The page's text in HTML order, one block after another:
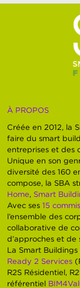
À PROPOS
Créée en 2012, la
faire du smart
entreprises et des
Unique en son
diversité des 160
compose, la SBA
Home
Smart
Avec ses15
l’ensemble des
collaborative de
d’approches et de
La Smart
Ready 2 Services
R2S Résidentiel,
référentiel